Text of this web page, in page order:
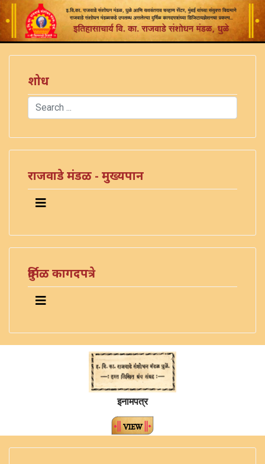
शोध
Search
राजवाडे मंडळ - मुख्यपान
दुर्मिळ कागदपत्रे
इनामपत्र